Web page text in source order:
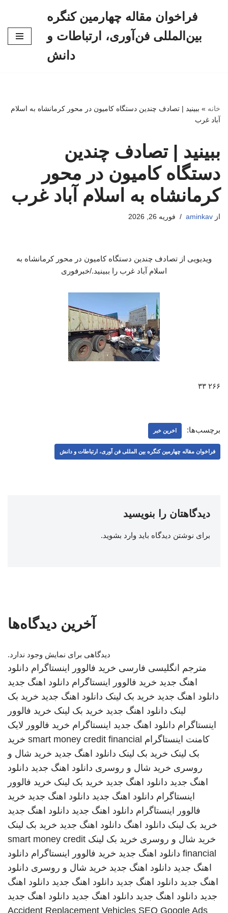
فراخوان مقاله چهارمین کنگره
بین‌المللی فن‌آوری، ارتباطات و
دانش
خانه » ببینید |‌ تصادف چندین دستگاه کامیون در محور کرمانشاه به اسلام
آباد غرب
ببینید |‌ تصادف چندین
دستگاه کامیون در محور
کرمانشاه به اسلام آباد غرب
از aminkav فوریه 26, 2026
ویدیویی از تصادف چندین دستگاه کامیون در محور کرمانشاه به
اسلام آباد غرب را ببینید./خبرفوری
۲۶۶ ۳۳
برچسب‌ها: اخرین خبر
فراخوان مقاله چهارمین کنگره بین المللی فن آوری، ارتباطات و دانش
دیدگاهتان را بنویسید
برای نوشتن دیدگاه باید وارد بشوید.
آخرین دیدگاه‌ها
دیدگاهی برای نمایش وجود ندارد.
مترجم انگلیسی فارسی خرید فالوور اینستاگرام دانلود
اهنگ جدید خرید فالوور اینستاگرام دانلود اهنگ جدید
دانلود اهنگ جدید خرید بک لینک دانلود اهنگ جدید خرید بک
لینک دانلود اهنگ جدید خرید بک لینک خرید فالوور
اینستاگرام دانلود اهنگ جدید اینستاگرام خرید فالوور لایک
کامنت اینستاگرام smart money credit financial خرید
بک لینک خرید بک لینک دانلود اهنگ جدید خرید شال و
روسری خرید شال و روسری دانلود اهنگ جدید دانلود
اهنگ جدید دانلود اهنگ جدید خرید بک لینک خرید فالوور
اینستاگرام دانلود اهنگ جدید دانلود اهنگ جدید خرید
فالوور اینستاگرام دانلود اهنگ جدید دانلود اهنگ جدید
خرید بک لینک دانلود اهنگ دانلود اهنگ جدید خرید بک لینک
خرید شال و روسری خرید بک لینک smart money credit
financial دانلود اهنگ جدید خرید فالوور اینستاگرام دانلود
اهنگ جدید دانلود اهنگ جدید خرید شال و روسری دانلود
اهنگ جدید دانلود اهنگ جدید دانلود اهنگ جدید دانلود اهنگ
جدید دانلود اهنگ جدید دانلود اهنگ جدید دانلود اهنگ جدید
Accident Replacement Vehicles SEO Google Ads